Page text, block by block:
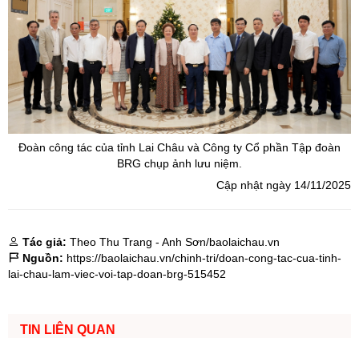
Đoàn công tác của tỉnh Lai Châu và Công ty Cổ phần Tập đoàn
BRG chụp ảnh lưu niệm.
Cập nhật ngày 14/11/2025
Tác giả: Theo Thu Trang - Anh Sơn/baolaichau.vn
Nguồn: https://baolaichau.vn/chinh-tri/doan-cong-tac-cua-tinh-
lai-chau-lam-viec-voi-tap-doan-brg-515452
TIN LIÊN QUAN